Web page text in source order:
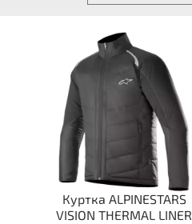
Куртка ALPINESTARS
VISION THERMAL LINER